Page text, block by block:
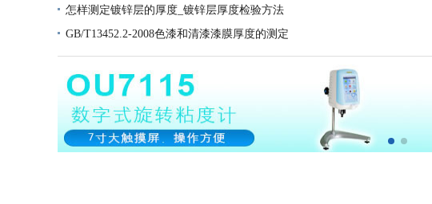
怎样测定镀锌层的厚度_镀锌层厚度检验方法
GB/T13452.2-2008色漆和清漆漆膜厚度的测定